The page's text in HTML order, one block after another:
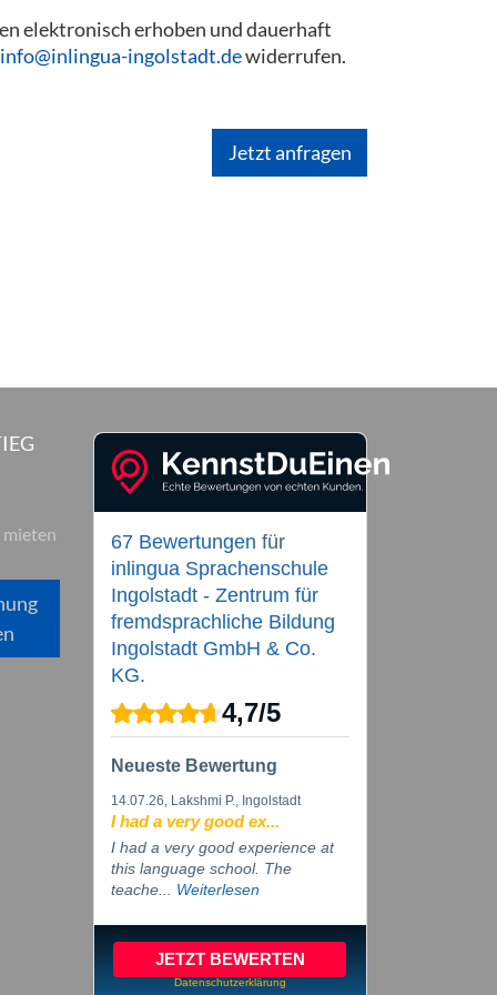
elektronisch erhoben und dauerhaft
info@inlingua-ingolstadt.dewiderrufen.
mieten
67 Bewertungen für
inlingua Sprachenschule
Ingolstadt - Zentrum für
fremdsprachliche Bildung
Ingolstadt GmbH & Co.
KG.
4,7/5
Neueste Bewertung
14.07.26, Lakshmi P., Ingolstadt
I had a very good ex...
I had a very good experience at
this language school. The
teache... Weiterlesen
JETZT BEWERTEN
Datenschutzerklärung